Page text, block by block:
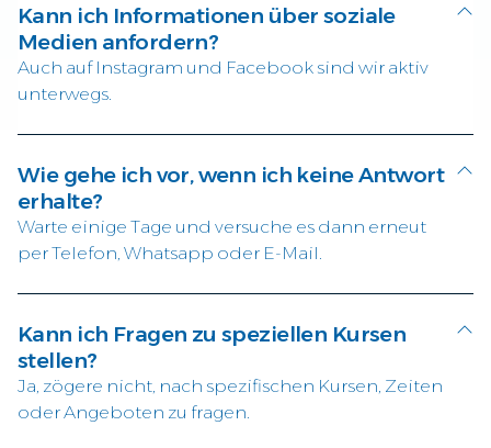
Kann ich Informationen über soziale
Medien anfordern?
Auch auf Instagram und Facebook sind wir aktiv
unterwegs.
Wie gehe ich vor, wenn ich keine Antwort
erhalte?
Warte einige Tage und versuche es dann erneut
per Telefon, Whatsapp oder E-Mail.
Kann ich Fragen zu speziellen Kursen
stellen?
Ja, zögere nicht, nach spezifischen Kursen, Zeiten
oder Angeboten zu fragen.